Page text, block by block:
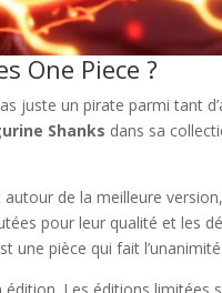
One Piece ?
juste un pirate parmi tant
Shanks dans sa
de la meilleure
pour leur qualité et les
une pièce qui fait l’unanimité.